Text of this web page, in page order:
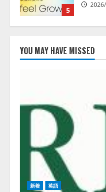
5
トフ
供開始
2
推薦
務系
創を
を設立
YOU MAY HAVE MISSED
新着 英語